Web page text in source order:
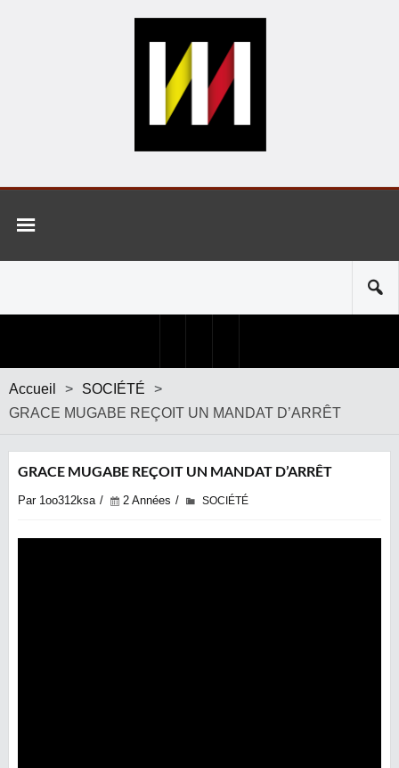
Accueil > SOCIÉTÉ
>
GRACE MUGABE REÇOIT UN MANDAT D’ARRÊT
GRACE MUGABE REÇOIT UN MANDAT D’ARRÊT
Par 1oo312ksa 2 Années SOCIÉTÉ